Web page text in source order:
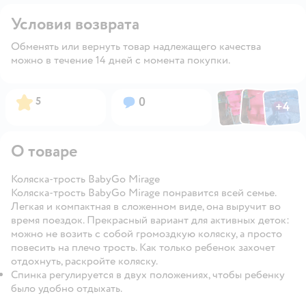
Условия возврата
Обменять или вернуть товар надлежащего качества
можно в течение 14 дней с момента покупки.
Рейтинг:
5 Вопросов:
0 ФотоФотоФото
+4
Открыть
О товаре
Коляска-трость BabyGo Mirage
Коляска-трость BabyGo Mirage понравится всей семье.
Легкая и компактная в сложенном виде, она выручит во
время поездок. Прекрасный вариант для активных деток:
можно не возить с собой громоздкую коляску, а просто
повесить на плечо трость. Как только ребенок захочет
отдохнуть, раскройте коляску.
Спинка регулируется в двух положениях, чтобы ребенку
было удобно отдыхать.